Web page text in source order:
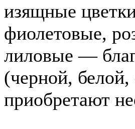
изящные
фиолетовые,
лиловые —
(черной,
приобретают